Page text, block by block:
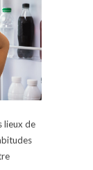
lieux de